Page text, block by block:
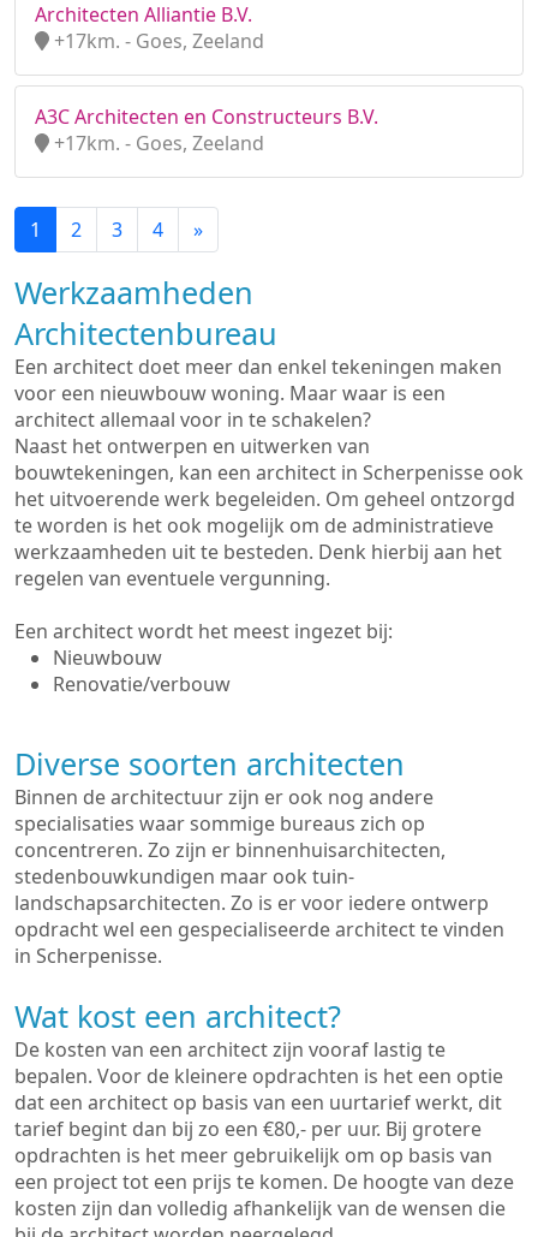
Architecten Alliantie B.V.
+17km. - Goes, Zeeland
A3C Architecten en Constructeurs B.V.
+17km. - Goes, Zeeland
1 2 3 4 »
Werkzaamheden
Architectenbureau
Een architect doet meer dan enkel tekeningen maken
voor een nieuwbouw woning. Maar waar is een
architect allemaal voor in te schakelen?
Naast het ontwerpen en uitwerken van
bouwtekeningen, kan een architect in Scherpenisse ook
het uitvoerende werk begeleiden. Om geheel ontzorgd
te worden is het ook mogelijk om de administratieve
werkzaamheden uit te besteden. Denk hierbij aan het
regelen van eventuele vergunning.
Een architect wordt het meest ingezet bij:
Nieuwbouw
Renovatie/verbouw
Diverse soorten architecten
Binnen de architectuur zijn er ook nog andere
specialisaties waar sommige bureaus zich op
concentreren. Zo zijn er binnenhuisarchitecten,
stedenbouwkundigen maar ook tuin-
landschapsarchitecten. Zo is er voor iedere ontwerp
opdracht wel een gespecialiseerde architect te vinden
in Scherpenisse.
Wat kost een architect?
De kosten van een architect zijn vooraf lastig te
bepalen. Voor de kleinere opdrachten is het een optie
dat een architect op basis van een uurtarief werkt, dit
tarief begint dan bij zo een €80,- per uur. Bij grotere
opdrachten is het meer gebruikelijk om op basis van
een project tot een prijs te komen. De hoogte van deze
kosten zijn dan volledig afhankelijk van de wensen die